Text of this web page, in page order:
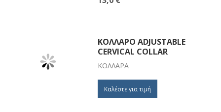
ΚΟΛΛΆΡΟ ADJUSTABLE
CERVICAL COLLAR
ΚΟΛΛΆΡΑ
Καλέστε για τιμή